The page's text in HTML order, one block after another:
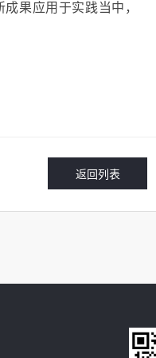
果应用于实践当中，
返回列表